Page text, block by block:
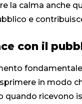
la calma anche
e
con il
in modo
quando ricevono